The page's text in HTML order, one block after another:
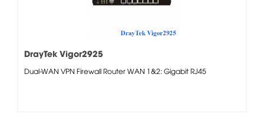
DrayTek Vigor2925
Dual-WAN VPN Firewall Router WAN 1&2: Gigabit RJ45